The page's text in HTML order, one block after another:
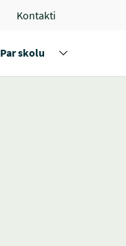
Kontakti
Par skolu